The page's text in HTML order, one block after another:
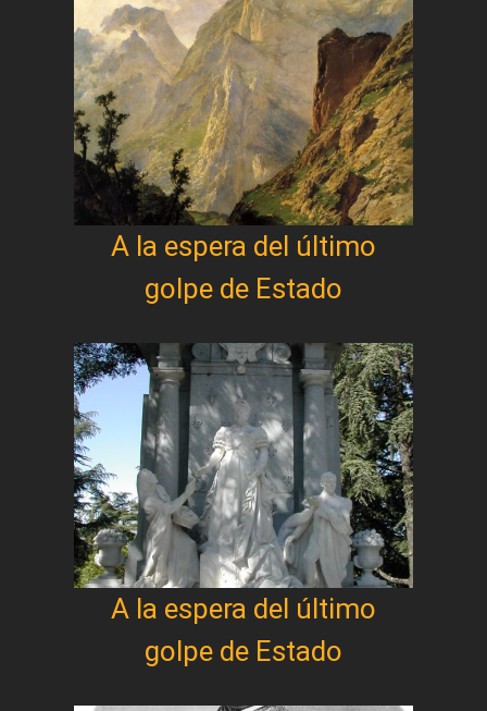
A la espera del último
golpe de Estado
A la espera del último
golpe de Estado